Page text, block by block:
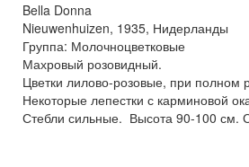
Bella Donna
Nieuwenhuizen, 1935, Нидерланды
Группа: Молочноцветковые
Махровый розовидный.
Цветки лилово-розовые, при полном
Некоторые лепестки с карминовой
Стебли сильные. Высота 90-100 см.